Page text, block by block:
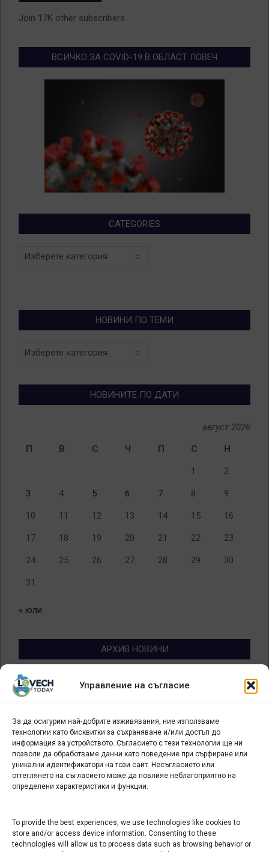
Управление на съгласие
За да осигурим най-добрите изживявания, ние използваме
технологии като бисквитки за съхраняване и/или достъп до
информация за устройството. Съгласието с тези технологии ще ни
позволи да обработваме данни като поведение при сърфиране или
уникални идентификатори на този сайт. Несъгласието или
оттеглянето на съгласието може да повлияе неблагоприятно на
определени характеристики и функции.
To provide the best experiences, we use technologies like cookies to
store and/or access device information. Consenting to these
technologies will allow us to process data such as browsing behavior or
Join 17K other subscribers
ВСИЧКО ЗА COVID-19 В ОБЛАСТ ЛОВЕЧ
CATEGORIES
Categories
НОВИНИ ПО ТЕМИ
Новини
НОВИНИТЕ ПО ДАТИ
август 2026
П
В С Ч П С Н
1 2
3 4 5 6 7 8 9
10 11 12 13 14 15 16
17 18 19 20 21 22 23
24 25 26 27 28 29 30
31
« юли
АРХИВ НОВИНИ
Архив
новини
БИЗНЕС
Арт галерия "Мостове" – магазин за изкуство
СЕВЕРОЗАПАДА ИНФОРМАЦИОНЕН БИЗНЕС
ТУРИСТИЧЕСКИ КЛЪСТЕР
ИНСТИТУЦИИ В ЛОВЕЧ